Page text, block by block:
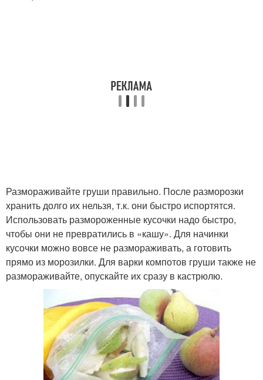
Размораживайте груши правильно. После разморозки
хранить долго их нельзя, т.к. они быстро испортятся.
Использовать размороженные кусочки надо быстро,
чтобы они не превратились в «кашу». Для начинки
кусочки можно вовсе не размораживать, а готовить
прямо из морозилки. Для варки компотов груши также не
размораживайте, опускайте их сразу в кастрюлю.